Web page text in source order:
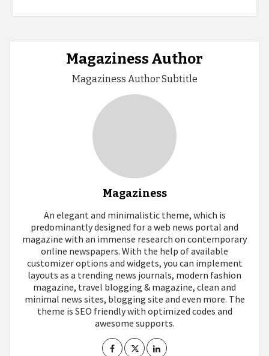
Magaziness Author
Magaziness Author Subtitle
Magaziness
An elegant and minimalistic theme, which is
predominantly designed for a web news portal and
magazine with an immense research on contemporary
online newspapers. With the help of available
customizer options and widgets, you can implement
layouts as a trending news journals, modern fashion
magazine, travel blogging & magazine, clean and
minimal news sites, blogging site and even more. The
theme is SEO friendly with optimized codes and
awesome supports.